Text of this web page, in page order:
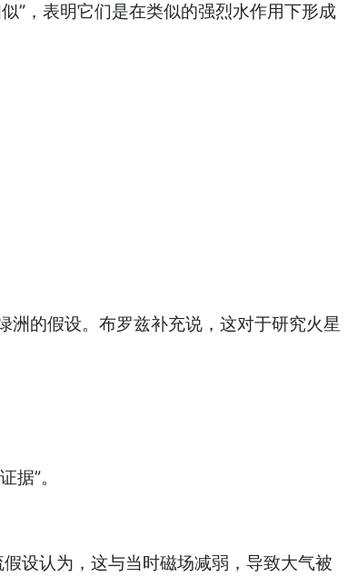
，表明它们是在类似的强烈水作用下形成
的假设。布罗兹补充说，这对于研究火星
”。
设认为，这与当时磁场减弱，导致大气被